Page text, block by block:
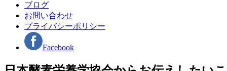
ブログ
お問い合わせ
プライバシーポリシー
Facebook